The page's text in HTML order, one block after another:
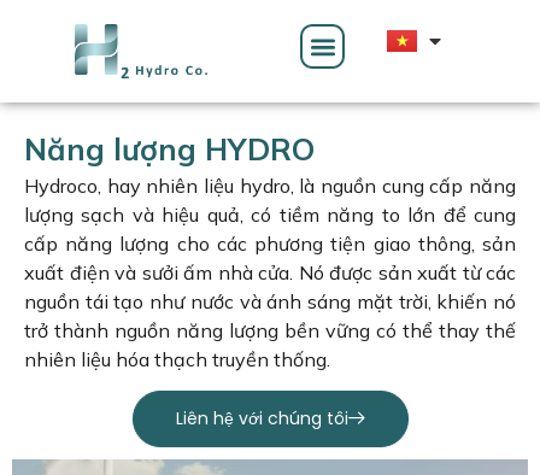
Năng lượng HYDRO
Hydroco, hay nhiên liệu hydro, là nguồn cung cấp năng
lượng sạch và hiệu quả, có tiềm năng to lớn để cung
cấp năng lượng cho các phương tiện giao thông, sản
xuất điện và sưởi ấm nhà cửa. Nó được sản xuất từ ​​các
nguồn tái tạo như nước và ánh sáng mặt trời, khiến nó
trở thành nguồn năng lượng bền vững có thể thay thế
nhiên liệu hóa thạch truyền thống.
Liên hệ với chúng tôi